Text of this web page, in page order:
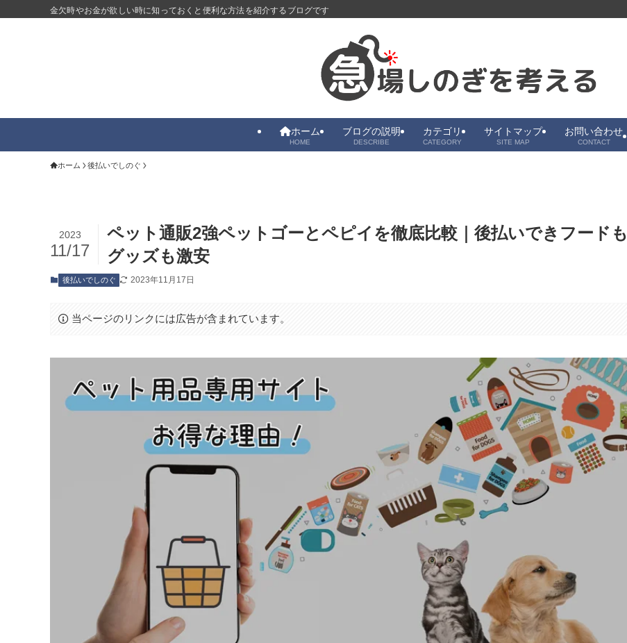
金欠時やお金が欲しい時に知っておくと便利な方法を紹介するブログです
ホーム
HOME
ブログの説明
DESCRIBE
カテゴリ
CATEGORY
サイトマップ
SITE MAP
お問い合わせ
CONTACT
ホーム 後払いでしのぐ
ペット通販2強ペットゴーとペピイを徹底比較｜後払いできフードも
グッズも激安
2023
11/17
後払いでしのぐ 2023年11月17日
当ページのリンクには広告が含まれています。